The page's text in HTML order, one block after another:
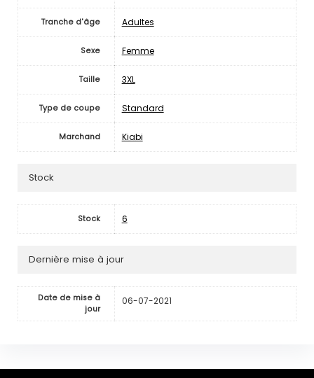
Tranche d'âge Adultes
Sexe Femme
Taille 3XL
Type de coupe Standard
Marchand Kiabi
Stock
Stock 6
Dernière mise à jour
Date de mise à
jour
06-07-2021